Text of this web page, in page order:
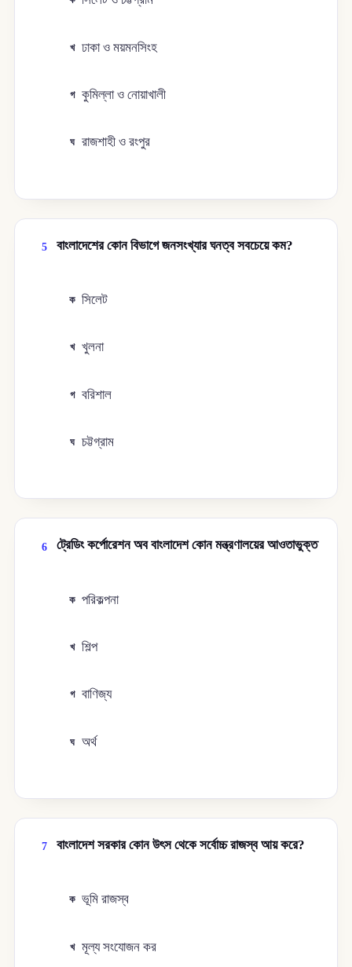
খ ঢাকা ও ময়মনসিংহ
গ কুমিল্লা ও নোয়াখালী
ঘ রাজশাহী ও রংপুর
5 বাংলাদেশের কোন বিভাগে জনসংখ্যার ঘনত্ব সবচেয়ে কম?
ক সিলেট
খ খুলনা
গ বরিশাল
ঘ চট্টগ্রাম
6 ট্রেডিং কর্পোরেশন অব বাংলাদেশ কোন মন্ত্রণালয়ের আওতাভুক্ত
ক পরিকল্পনা
খ শিল্প
গ বাণিজ্য
ঘ অর্থ
7 বাংলাদেশ সরকার কোন উৎস থেকে সর্বোচ্চ রাজস্ব আয় করে?
ক ভূমি রাজস্ব
খ মূল্য সংযোজন কর